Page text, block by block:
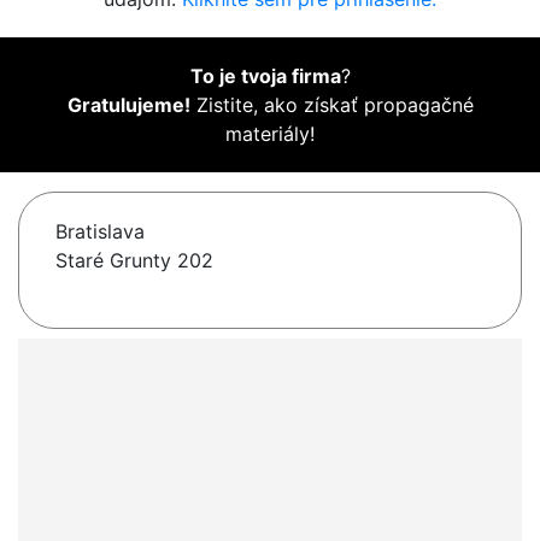
To je tvoja firma?
Gratulujeme! Zistite, ako získať propagačné
materiály!
Bratislava
Staré Grunty 202